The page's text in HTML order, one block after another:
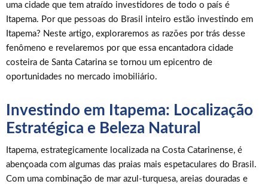
uma cidade que tem atraído investidores de todo o país é
Itapema. Por que pessoas do Brasil inteiro estão investindo em
Itapema? Neste artigo, exploraremos as razões por trás desse
fenômeno e revelaremos por que essa encantadora cidade
costeira de Santa Catarina se tornou um epicentro de
oportunidades no mercado imobiliário.
Investindo em Itapema: Localização
Estratégica e Beleza Natural
Itapema, estrategicamente localizada na Costa Catarinense, é
abençoada com algumas das praias mais espetaculares do Brasil.
Com uma combinação de mar azul-turquesa, areias douradas e